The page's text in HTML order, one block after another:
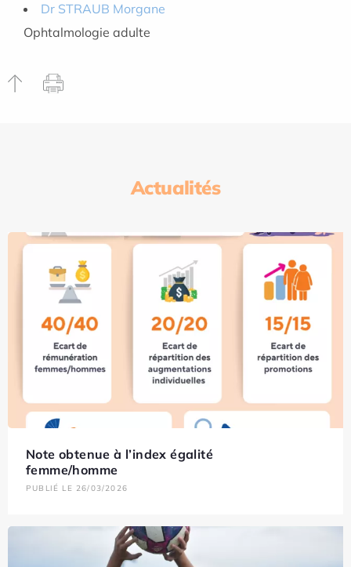
Dr STRAUB Morgane
Ophtalmologie adulte
Actualités
Note obtenue à l’index égalité
femme/homme
PUBLIÉ LE 26/03/2026